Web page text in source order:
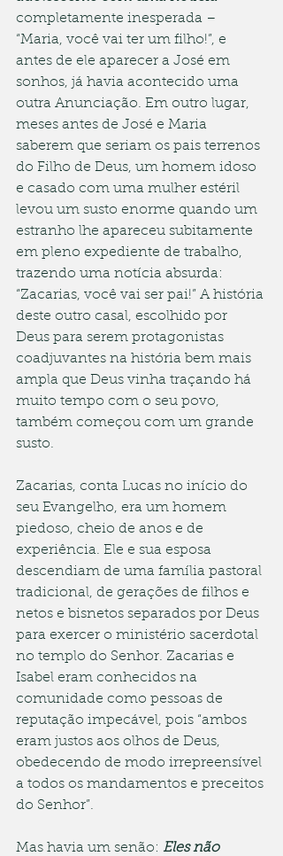
completamente inesperada –
“Maria, você vai ter um filho!”, e
antes de ele aparecer a José em
sonhos, já havia acontecido uma
outra Anunciação. Em outro lugar,
meses antes de José e Maria
saberem que seriam os pais terrenos
do Filho de Deus, um homem idoso
e casado com uma mulher estéril
levou um susto enorme quando um
estranho lhe apareceu subitamente
em pleno expediente de trabalho,
trazendo uma notícia absurda:
“Zacarias, você vai ser pai!” A história
deste outro casal, escolhido por
Deus para serem protagonistas
coadjuvantes na história bem mais
ampla que Deus vinha traçando há
muito tempo com o seu povo,
também começou com um grande
susto.
Zacarias, conta Lucas no início do
seu Evangelho, era um homem
piedoso, cheio de anos e de
experiência. Ele e sua esposa
descendiam de uma família pastoral
tradicional, de gerações de filhos e
netos e bisnetos separados por Deus
para exercer o ministério sacerdotal
no templo do Senhor. Zacarias e
Isabel eram conhecidos na
comunidade como pessoas de
reputação impecável, pois “ambos
eram justos aos olhos de Deus,
obedecendo de modo irrepreensível
a todos os mandamentos e preceitos
do Senhor”.
Mas havia um senão: Eles não